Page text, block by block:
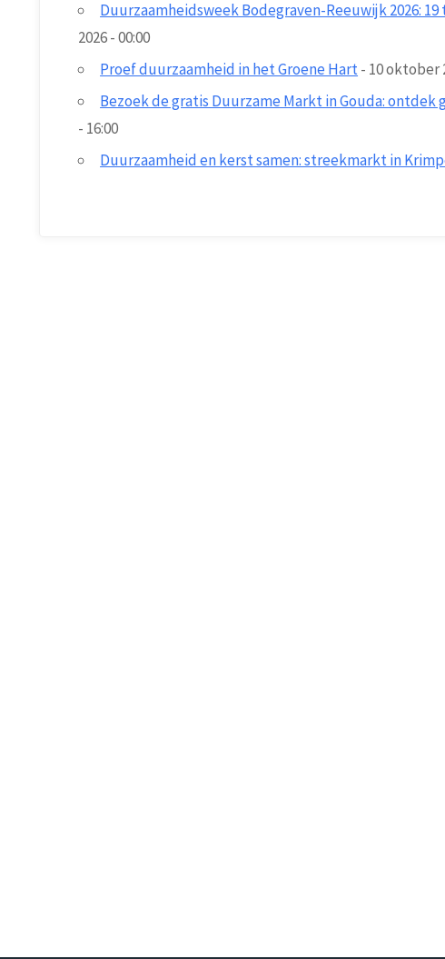
Duurzaamheidsweek Bodegraven-Reeuwijk 2026:
2026 - 00:00
Proef duurzaamheid in het Groene Hart- 10 oktober
Bezoek de gratis Duurzame Markt in Gouda: ontdek
- 16:00
Duurzaamheid en kerst samen: streekmarkt in